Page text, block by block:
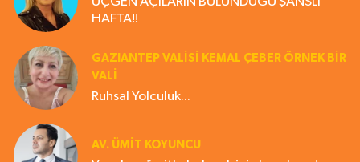
HAFTA!!
GAZIANTEP VALISI KEMAL ÇEBER ÖRNEK BİR
VALİ
Ruhsal Yolculuk...
AV. ÜMIT KOYUNCU